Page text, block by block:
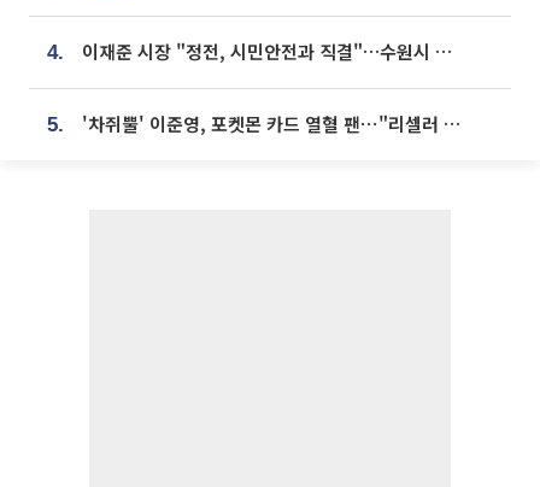
4. 이재준 시장 "정전, 시민안전과 직결"…수원시 비상대응체계 가동
5. '차쥐뿔' 이준영, 포켓몬 카드 열혈 팬⋯"리셀러 처단할 것"